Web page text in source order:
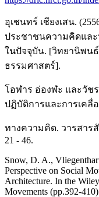
อุเชนทร์ เชียงเสน.
ประชาชนความคิดและ
ในปัจจุบัน. [วิทยานิพ
ธรรมศาสตร์].
โอฬาร อ่องฬะ และวัช
ปฏิบัติการและการเคลื่
ทางความคิด. วารสาร
21 - 46.
Snow, D. A.,
Perspective on Social
Architecture. In the
Movements (pp.392-